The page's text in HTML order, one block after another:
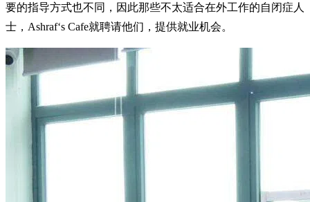
要的指导方式也不同，因此那些不太适合在外工作的自闭症人
士，Ashraf‘s Cafe就聘请他们，提供就业机会。